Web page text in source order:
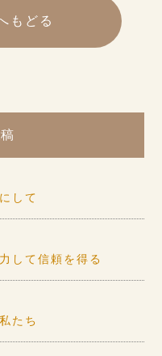
もどる
して
して信頼を得る
たち